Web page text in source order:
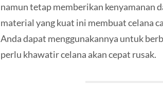
namun tetap memberikan kenyamanan
material yang kuat ini membuat celana
Anda dapat menggunakannya untuk
perlu khawatir celana akan cepat rusak.